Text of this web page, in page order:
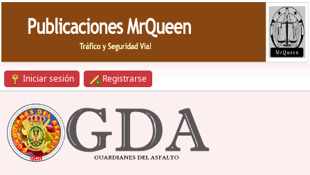
Iniciar sesión Registrarse